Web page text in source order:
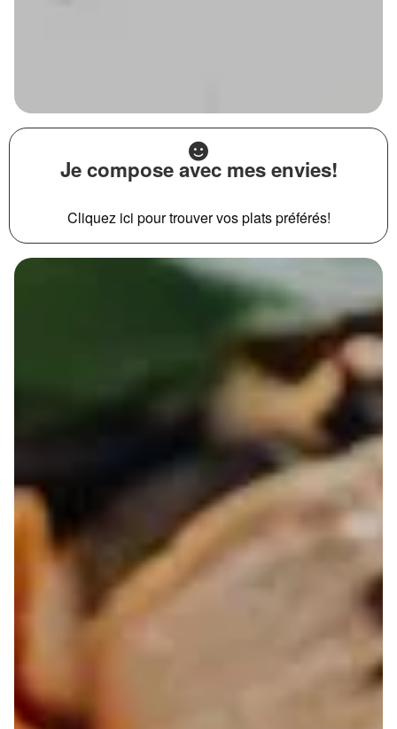
Je compose avec mes envies!
Cliquez ici pour trouver vos plats préférés!